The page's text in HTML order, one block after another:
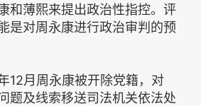
和薄熙来提出政治性指控。评
是对周永康进行政治审判的预
12月周永康被开除党籍，对
题及线索移送司法机关依法处